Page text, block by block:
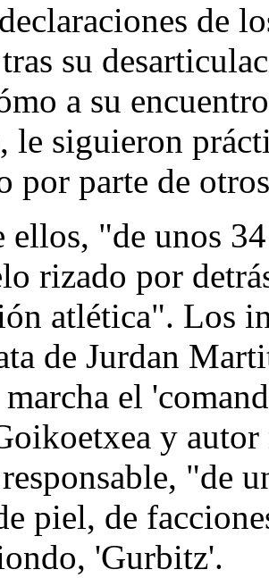
de
su
a su
le siguieron
por parte de
"de unos
rizado por
atlética". Los
de Jurdan
el
y autor
"de
piel, de
'Gurbitz'.